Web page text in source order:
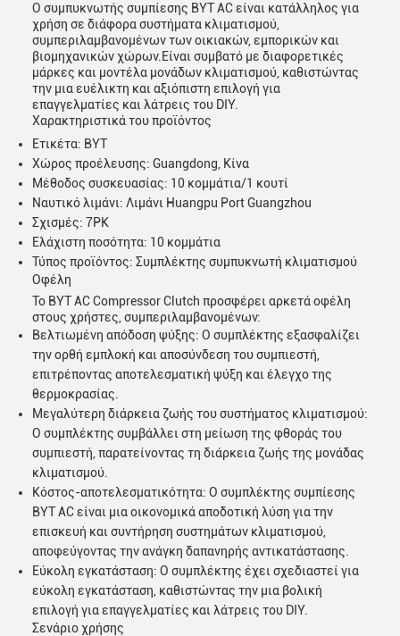
Αφήστε ένα μήνυμα
We bellen je snel terug!
Ο συμπυκνωτής συμπίεσης BYT AC είναι κατάλληλος για
χρήση σε διάφορα συστήματα κλιματισμού,
συμπεριλαμβανομένων των οικιακών, εμπορικών και
βιομηχανικών χώρων.Είναι συμβατό με διαφορετικές
μάρκες και μοντέλα μονάδων κλιματισμού, καθιστώντας
την μια ευέλικτη και αξιόπιστη επιλογή για
επαγγελματίες και λάτρεις του DIY.
Χαρακτηριστικά του προϊόντος
Ετικέτα: BYT
Χώρος προέλευσης: Guangdong, Κίνα
Μέθοδος συσκευασίας: 10 κομμάτια/1 κουτί
Ναυτικό λιμάνι: Λιμάνι Huangpu Port Guangzhou
Σχισμές: 7PK
Ελάχιστη ποσότητα: 10 κομμάτια
Τύπος προϊόντος: Συμπλέκτης συμπυκνωτή κλιματισμού
Οφέλη
Το BYT AC Compressor Clutch προσφέρει αρκετά οφέλη
στους χρήστες, συμπεριλαμβανομένων:
Βελτιωμένη απόδοση ψύξης: Ο συμπλέκτης εξασφαλίζει
την ορθή εμπλοκή και αποσύνδεση του συμπιεστή,
επιτρέποντας αποτελεσματική ψύξη και έλεγχο της
θερμοκρασίας.
Μεγαλύτερη διάρκεια ζωής του συστήματος κλιματισμού:
Ο συμπλέκτης συμβάλλει στη μείωση της φθοράς του
συμπιεστή, παρατείνοντας τη διάρκεια ζωής της μονάδας
κλιματισμού.
Κόστος-αποτελεσματικότητα: Ο συμπλέκτης συμπίεσης
BYT AC είναι μια οικονομικά αποδοτική λύση για την
επισκευή και συντήρηση συστημάτων κλιματισμού,
αποφεύγοντας την ανάγκη δαπανηρής αντικατάστασης.
Εύκολη εγκατάσταση: Ο συμπλέκτης έχει σχεδιαστεί για
εύκολη εγκατάσταση, καθιστώντας την μια βολική
επιλογή για επαγγελματίες και λάτρεις του DIY.
Σενάριο χρήσης